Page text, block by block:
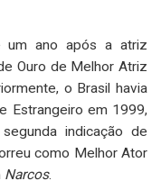
um ano após a atriz
Ouro de Melhor Atriz
o Brasil havia
Estrangeiro em 1999,
indicação de
como Melhor Ator
Narcos.